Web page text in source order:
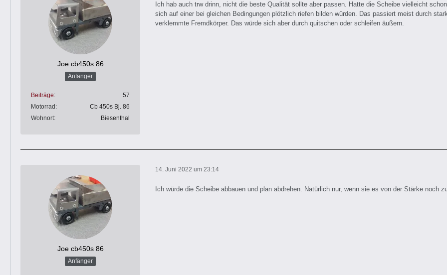
Joe cb450s 86
Anfänger
Beiträge
57
Motorrad
Cb 450s Bj. 86
Wohnort
Biesenthal
Ich hab auch trw drinn, nicht die beste Qualität sollte aber passen. Hatte die Scheibe vielleicht
sich auf einer bei gleichen Bedingungen plötzlich riefen bilden würden. Das passiert meist durch
verklemmte Fremdkörper. Das würde sich aber durch quitschen oder schleifen äußern.
Joe cb450s 86
Anfänger
14. Juni 2022 um 23:14
Ich würde die Scheibe abbauen und plan abdrehen. Natürlich nur, wenn sie es von der Stärke noch